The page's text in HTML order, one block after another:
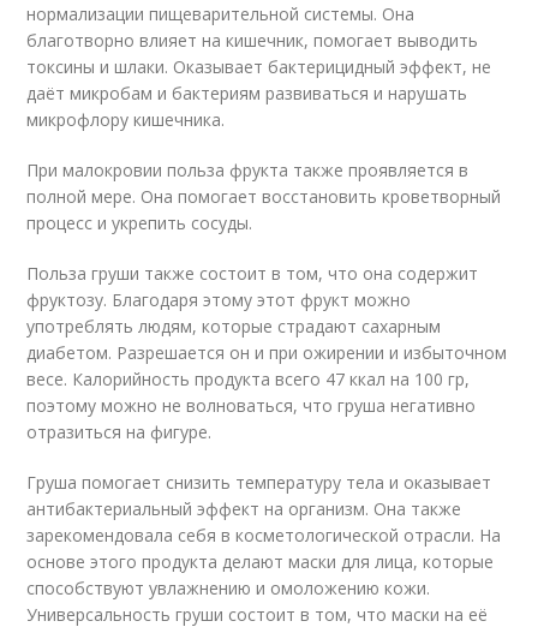
нормализации пищеварительной системы. Она
благотворно влияет на кишечник, помогает выводить
токсины и шлаки. Оказывает бактерицидный эффект, не
даёт микробам и бактериям развиваться и нарушать
микрофлору кишечника.
При малокровии польза фрукта также проявляется в
полной мере. Она помогает восстановить кроветворный
процесс и укрепить сосуды.
Польза груши также состоит в том, что она содержит
фруктозу. Благодаря этому этот фрукт можно
употреблять людям, которые страдают сахарным
диабетом. Разрешается он и при ожирении и избыточном
весе. Калорийность продукта всего 47 ккал на 100 гр,
поэтому можно не волноваться, что груша негативно
отразиться на фигуре.
Груша помогает снизить температуру тела и оказывает
антибактериальный эффект на организм. Она также
зарекомендовала себя в косметологической отрасли. На
основе этого продукта делают маски для лица, которые
способствуют увлажнению и омоложению кожи.
Универсальность груши состоит в том, что маски на её